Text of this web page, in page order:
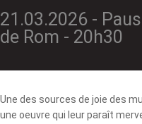
21.03.2026 -
de Rom - 20h30
Une des sources de joie des
une oeuvre qui leur paraît